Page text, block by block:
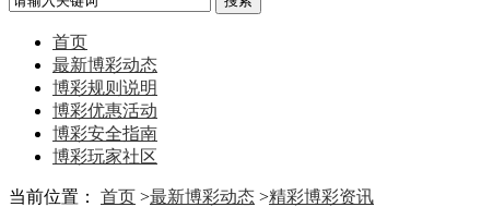
首页
最新博彩动态
博彩规则说明
博彩优惠活动
博彩安全指南
博彩玩家社区
当前位置： 首页 >最新博彩动态 >精彩博彩资讯